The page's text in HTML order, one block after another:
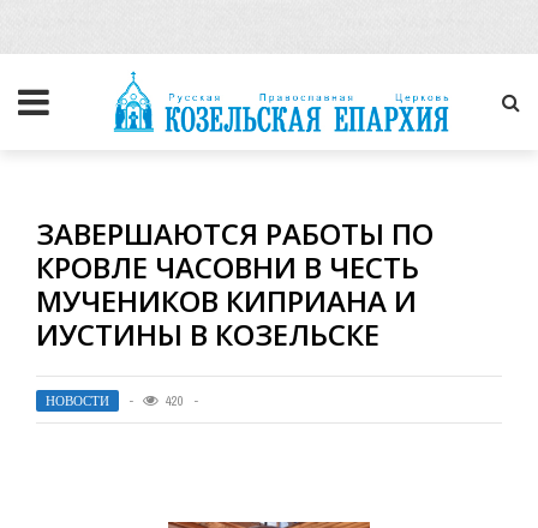
ЗАВЕРШАЮТСЯ РАБОТЫ ПО
КРОВЛЕ ЧАСОВНИ В ЧЕСТЬ
МУЧЕНИКОВ КИПРИАНА И
ИУСТИНЫ В КОЗЕЛЬСКЕ
НОВОСТИ 420